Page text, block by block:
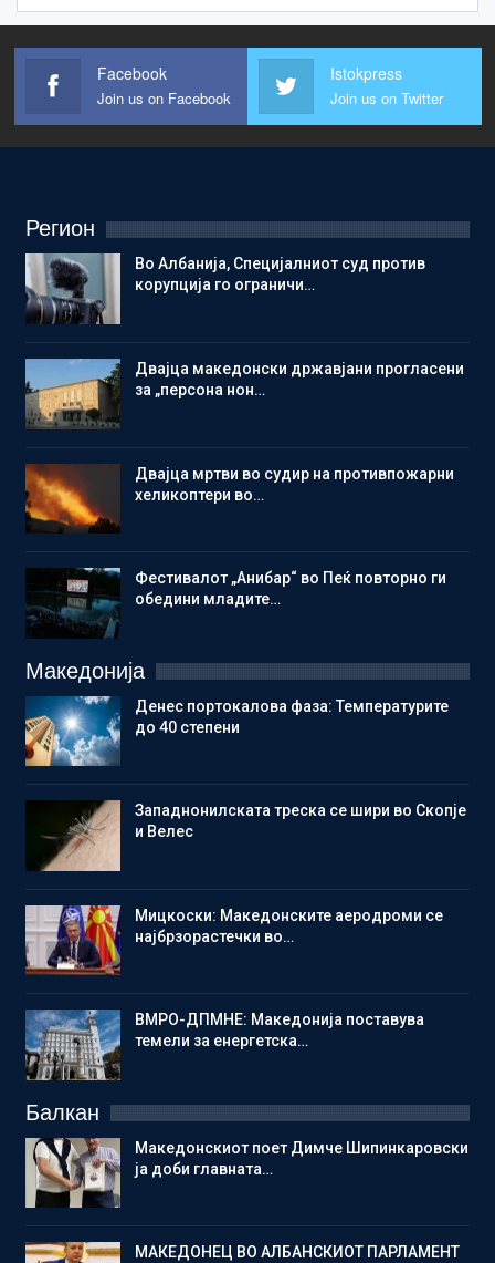
Facebook
Join us on Facebook
Istokpress
Join us on Twitter
Регион
Во Албанија, Специјалниот суд против
корупција го ограничи…
Двајца македонски државјани прогласени
за „персона нон…
Двајца мртви во судир на противпожарни
хеликоптери во…
Фестивалот „Анибар“ во Пеќ повторно ги
обедини младите…
Македонија
Денес портокалова фаза: Температурите
до 40 степени
Западнонилската треска се шири во Скопје
и Велес
Мицкоски: Македонските аеродроми се
најбрзорастечки во…
ВМРО-ДПМНЕ: Македонија поставува
темели за енергетска…
Балкан
Македонскиот поет Димче Шипинкаровски
ја доби главната…
МАКЕДОНЕЦ ВО АЛБАНСКИОТ ПАРЛАМЕНТ